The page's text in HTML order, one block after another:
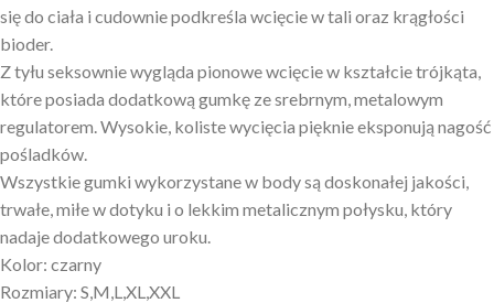
się do ciała i cudownie podkreśla wcięcie w tali oraz krągłości
bioder.
Z tyłu seksownie wygląda pionowe wcięcie w kształcie trójkąta,
które posiada dodatkową gumkę ze srebrnym, metalowym
regulatorem. Wysokie, koliste wycięcia pięknie eksponują nagość
pośladków.
Wszystkie gumki wykorzystane w body są doskonałej jakości,
trwałe, miłe w dotyku i o lekkim metalicznym połysku, który
nadaje dodatkowego uroku.
Kolor: czarny
Rozmiary: S,M,L,XL,XXL